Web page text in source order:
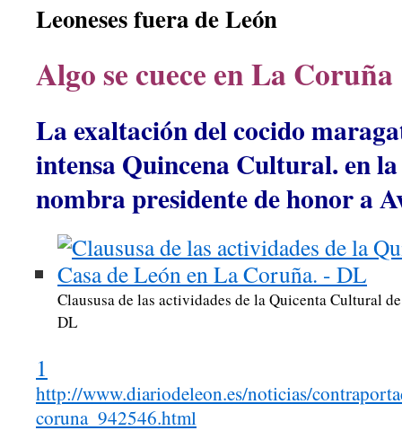
Leoneses fuera de León
Algo se cuece en La Coruña
La exaltación del cocido
intensa Quincena Cultural. en
nombra presidente de honor a
Claususa de las actividades de la Quicenta Cultural
DL
1
http://www.diariodeleon.es/noticias/
coruna_942546.html